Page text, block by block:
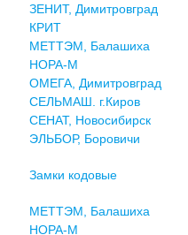
ЗЕНИТ, Димитровград
КРИТ
МЕТТЭМ, Балашиха
НОРА-М
ОМЕГА, Димитровград
СЕЛЬМАШ. г.Киров
СЕНАТ, Новосибирск
ЭЛЬБОР, Боровичи
Замки кодовые
МЕТТЭМ, Балашиха
НОРА-М